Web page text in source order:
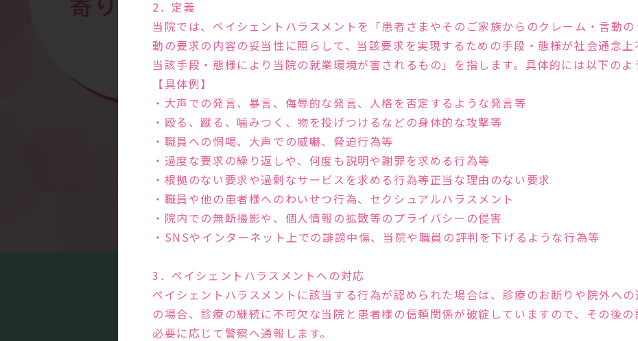
2．定義
当院では、ペイシェントハラスメントを「患者さまやそのご家族からのクレーム・言動
動の要求の内容の妥当性に照らして、当該要求を実現するための手段・態様が社会通念上
当該手段・態様により当院の就業環境が害されるもの」を指します。具体的には以下のよ
【具体例】
・大声での発言、暴言、侮辱的な発言、人格を否定するような発言等
・殴る、蹴る、噛みつく、物を投げつけるなどの身体的な攻撃等
・職員への恫喝、大声での威嚇、脅迫行為等
・過度な要求の繰り返しや、何度も説明や謝罪を求める行為等
・根拠のない要求や過剰なサービスを求める行為等正当な理由のない要求
・職員や他の患者様へのわいせつ行為、セクシュアルハラスメント
・院内での無断撮影や、個人情報の拡散等のプライバシーの侵害
・SNSやインターネット上での誹謗中傷、当院や職員の評判を下げるような行為等
3．ペイシェントハラスメントへの対応
ペイシェントハラスメントに該当する行為が認められた場合は、診療のお断りや院外へ
の場合、診療の継続に不可欠な当院と患者様の信頼関係が破綻していますので、その後の
必要に応じて警察へ通報します。
寄り添う診察
Feature